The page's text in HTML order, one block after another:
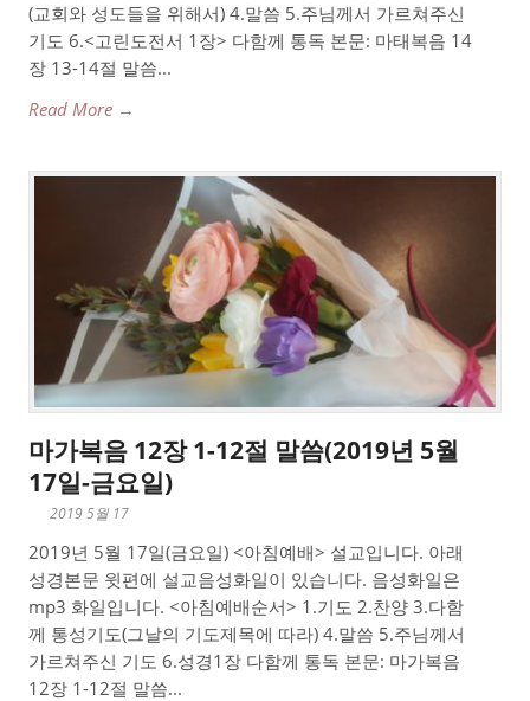
(교회와 성도들을 위해서) 4.말씀 5.주님께서 가르쳐주신
기도 6.<고린도전서 1장> 다함께 통독 본문: 마태복음 14
장 13-14절 말씀...
Read More →
마가복음 12장 1-12절 말씀(2019년 5월
17일-금요일)
2019 5월 17
2019년 5월 17일(금요일) <아침예배> 설교입니다. 아래
성경본문 윗편에 설교음성화일이 있습니다. 음성화일은
mp3 화일입니다. <아침예배순서> 1.기도 2.찬양 3.다함
께 통성기도(그날의 기도제목에 따라) 4.말씀 5.주님께서
가르쳐주신 기도 6.성경1장 다함께 통독 본문: 마가복음
12장 1-12절 말씀...